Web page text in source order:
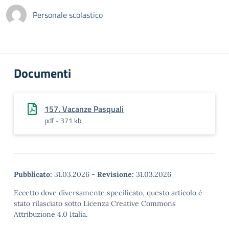
Personale scolastico
Documenti
157. Vacanze Pasquali
pdf - 371 kb
Pubblicato: 31.03.2026 - Revisione: 31.03.2026
Eccetto dove diversamente specificato, questo articolo è
stato rilasciato sotto Licenza Creative Commons
Attribuzione 4.0 Italia.